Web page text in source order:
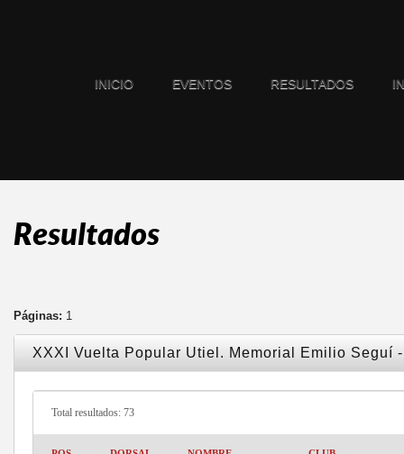
INICIO EVENTOS RESULTADOS
Resultados
Páginas: 1
XXXI Vuelta Popular Utiel. Memorial Emilio Seguí
Total resultados: 73